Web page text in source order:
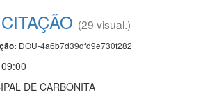
(29 visual.)
DOU-4a6b7d39dfd9e730f282
DE CARBONITA